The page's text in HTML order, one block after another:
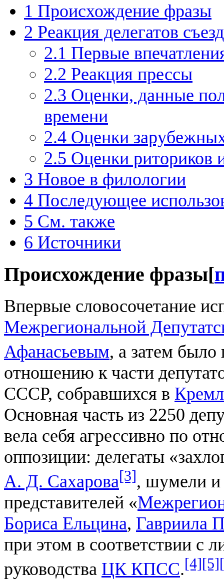
1 Происхождение фразы
2 Реакция делегатов
2.1 Первые
2.2 Реакция прессы
2.3 Оценки, данные
времени
2.4 Оценки
2.5 Оценки риториков
3 Новое в филологии
4 Последующее
5 См. также
6 Источники
Происхождение фразы[
Впервые словосочетание
Межрегиональной
Афанасьевым, а затем
отношению к части
СССР, собравшихся в
Основная часть из 2250
вела себя агрессивно по
оппозиции: делегаты
А. Д. Сахарова[3], шумели и
представителей «
Бориса Ельцина, Гавриила
при этом в соответствии с
руководства ЦК КПСС.[4][5]